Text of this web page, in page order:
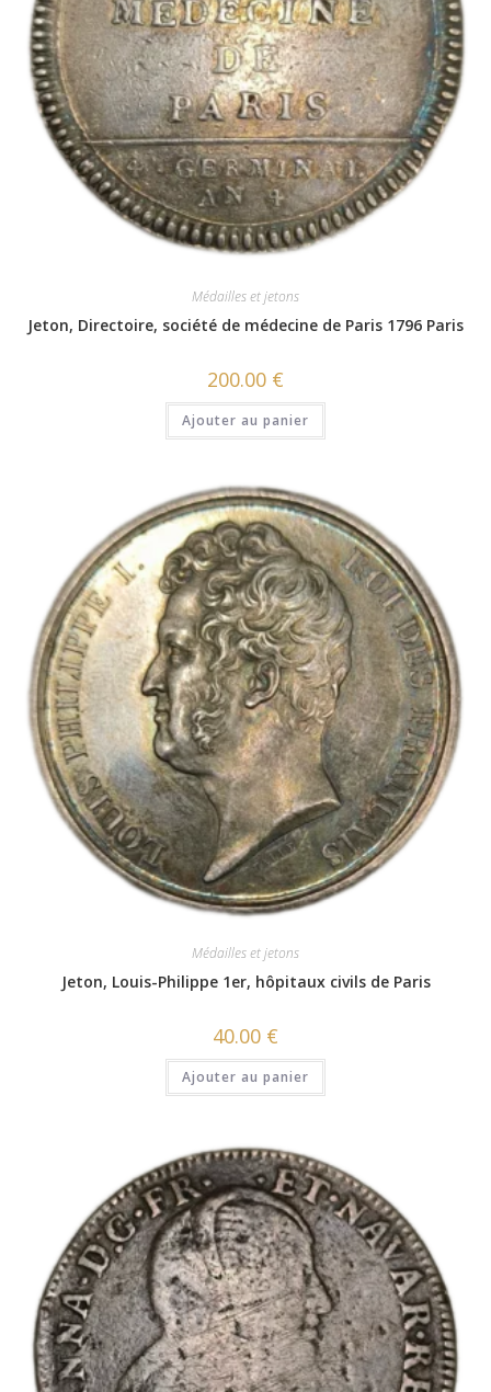
Médailles et jetons
Jeton, Directoire, société de médecine de Paris 1796 Paris
200.00 €
Ajouter au panier
Médailles et jetons
Jeton, Louis-Philippe 1er, hôpitaux civils de Paris
40.00 €
Ajouter au panier